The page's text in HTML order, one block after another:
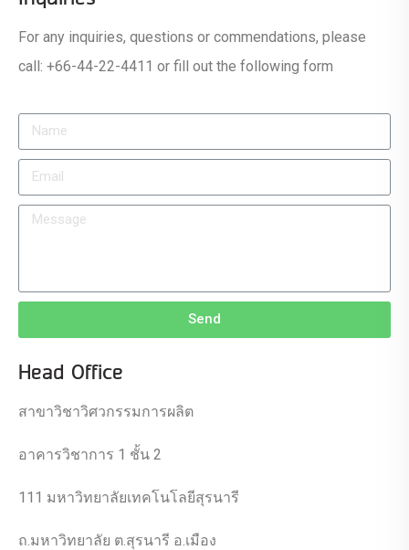
For any inquiries, questions or commendations, please
call: +66-44-22-4411 or fill out the following form
Send
Head Office
สาขาวิชาวิศวกรรมการผลิต
อาคารวิชาการ 1 ชั้น 2
111 มหาวิทยาลัยเทคโนโลยีสุรนารี
ถ.มหาวิทยาลัย ต.สุรนารี อ.เมือง